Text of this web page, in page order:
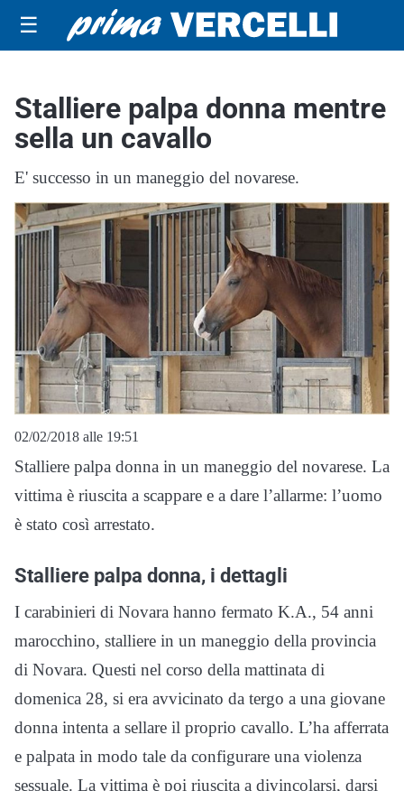
☰
Stalliere palpa donna mentre
sella un cavallo
E' successo in un maneggio del novarese.
02/02/2018 alle 19:51
Stalliere palpa donna in un maneggio del novarese. La
vittima è riuscita a scappare e a dare l’allarme: l’uomo
è stato così arrestato.
Stalliere palpa donna, i dettagli
I carabinieri di Novara hanno fermato K.A., 54 anni
marocchino, stalliere in un maneggio della provincia
di Novara. Questi nel corso della mattinata di
domenica 28, si era avvicinato da tergo a una giovane
donna intenta a sellare il proprio cavallo. L’ha afferrata
e palpata in modo tale da configurare una violenza
sessuale. La vittima è poi riuscita a divincolarsi, darsi